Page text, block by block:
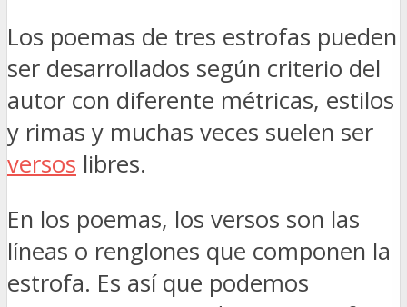
Los poemas de tres estrofas pueden
ser desarrollados según criterio del
autor con diferente métricas, estilos
y rimas y muchas veces suelen ser
versos libres.
En los poemas, los versos son las
líneas o renglones que componen la
estrofa. Es así que podemos